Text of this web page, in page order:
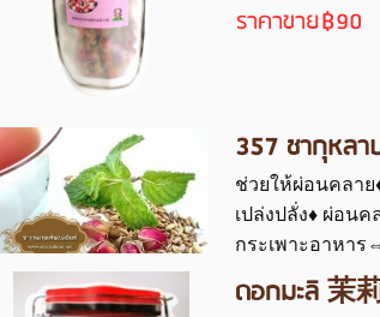
ราคาขาย฿90
357 ชากุหลา
ช่วยให้ผ่อนคลาย
เปล่งปลั่ง♦ ผ่อน
กระเพาะอาหาร
ดอกมะลิ 茉